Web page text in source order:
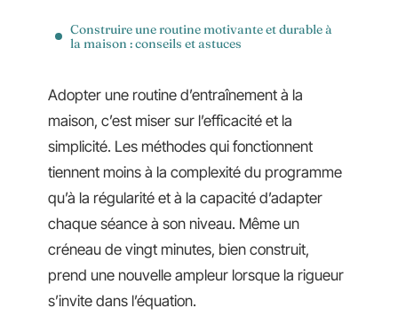
Construire une routine motivante et durable à
la maison : conseils et astuces
Adopter une routine d’entraînement à la
maison, c’est miser sur l’efficacité et la
simplicité. Les méthodes qui fonctionnent
tiennent moins à la complexité du programme
qu’à la régularité et à la capacité d’adapter
chaque séance à son niveau. Même un
créneau de vingt minutes, bien construit,
prend une nouvelle ampleur lorsque la rigueur
s’invite dans l’équation.